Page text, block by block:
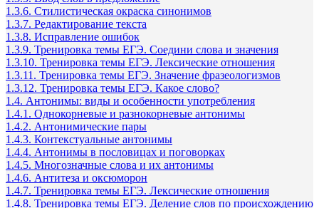
1.3.6. Стилистическая окраска синонимов
1.3.7. Редактирование текста
1.3.8. Исправление ошибок
1.3.9. Тренировка темы ЕГЭ. Соедини слова и значения
1.3.10. Тренировка темы ЕГЭ. Лексические отношения
1.3.11. Тренировка темы ЕГЭ. Значение фразеологизмов
1.3.12. Тренировка темы ЕГЭ. Какое слово?
1.4. Антонимы: виды и особенности употребления
1.4.1. Однокорневые и разнокорневые антонимы
1.4.2. Антонимические пары
1.4.3. Контекстуальные антонимы
1.4.4. Антонимы в пословицах и поговорках
1.4.5. Многозначные слова и их антонимы
1.4.6. Антитеза и оксюморон
1.4.7. Тренировка темы ЕГЭ. Лексические отношения
1.4.8. Тренировка темы ЕГЭ. Деление слов по происхождению